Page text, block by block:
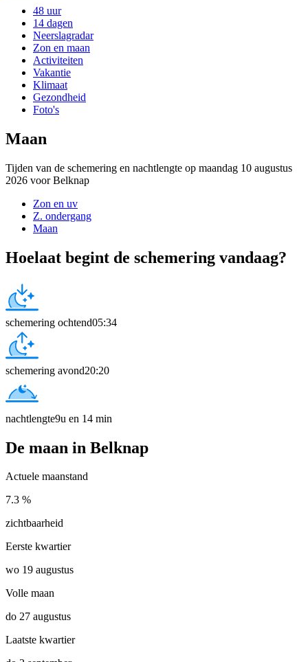
48 uur
14 dagen
Neerslagradar
Zon en maan
Activiteiten
Vakantie
Klimaat
Gezondheid
Foto's
Maan
Tijden van de schemering en nachtlengte op maandag 10 augustus
2026 voor Belknap
Zon en uv
Z. ondergang
Maan
Hoelaat begint de schemering vandaag?
schemering ochtend05:34
schemering avond20:20
nachtlengte9u en 14 min
De maan in Belknap
Actuele maanstand
7.3 %
zichtbaarheid
Eerste kwartier
wo 19 augustus
Volle maan
do 27 augustus
Laatste kwartier